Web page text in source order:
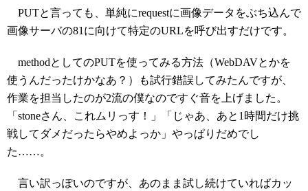
PUTと言っても、単純にrequestに画像データをぶち込んで
画像サーバの81に向けて特定のURLを呼び出すだけです。
methodとしてのPUTを使ってみる方法（WebDAVとかを
使うんだったけかなあ？）も試行錯誤してみたんですが、
作業を担当したのが2流の僕なのですぐ音を上げました。
「stoneさん、これムリっす！」「じゃあ、あと1時間だけ挑
戦してダメだったらやめよっか」やっぱりだめでし
た……。
言い訳っぽいのですが、あのまま試し続けていればカッ